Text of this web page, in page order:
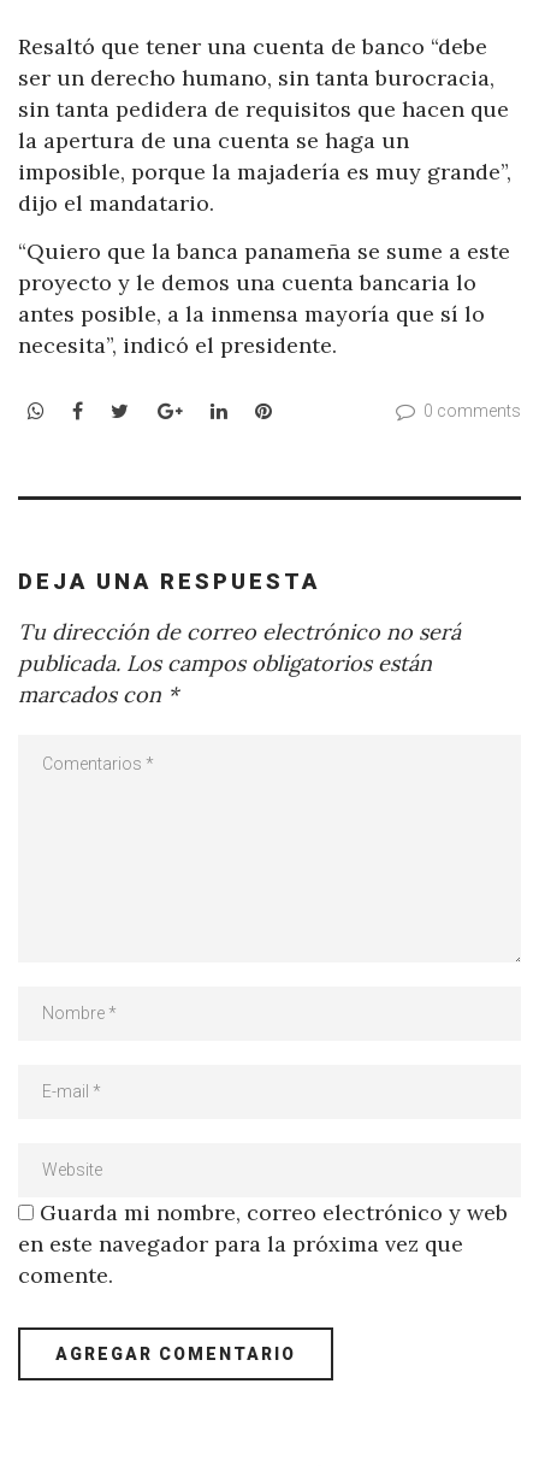
Resaltó que tener una cuenta de banco “debe
ser un derecho humano, sin tanta burocracia,
sin tanta pedidera de requisitos que hacen que
la apertura de una cuenta se haga un
imposible, porque la majadería es muy grande”,
dijo el mandatario.
“Quiero que la banca panameña se sume a este
proyecto y le demos una cuenta bancaria lo
antes posible, a la inmensa mayoría que sí lo
necesita”, indicó el presidente.
WhatsApp
Facebook
TwitterGoogle+LinkedInPinterest 0 comments
DEJA UNA RESPUESTA
Tu dirección de correo electrónico no será
publicada. Los campos obligatorios están
marcados con *
Guarda mi nombre, correo electrónico y web
en este navegador para la próxima vez que
comente.